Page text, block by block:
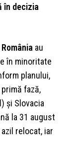
în decizia
România au
în minoritate
planului,
fază,
și Slovacia
la 31 august
relocat, iar